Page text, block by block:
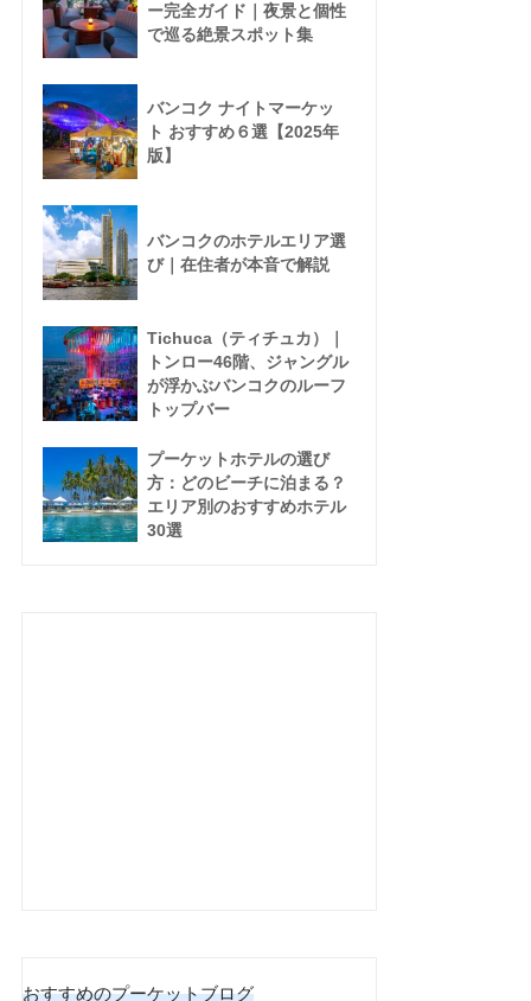
ー完全ガイド｜夜景と個性
で巡る絶景スポット集
バンコク ナイトマーケッ
ト おすすめ６選【2025年
版】
バンコクのホテルエリア選
び｜在住者が本音で解説
Tichuca（ティチュカ）｜
トンロー46階、ジャングル
が浮かぶバンコクのルーフ
トップバー
プーケットホテルの選び
方：どのビーチに泊まる？
エリア別のおすすめホテル
30選
おすすめのプーケットブログ